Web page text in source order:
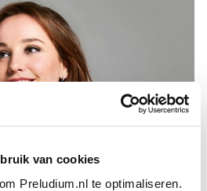
van cookies
Preludium.nl te optimaliseren.